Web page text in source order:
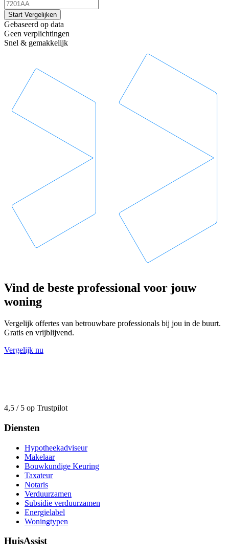
Start Vergelijken
Gebaseerd op data
Geen verplichtingen
Snel & gemakkelijk
Vind de beste professional voor jouw
woning
Vergelijk offertes van betrouwbare professionals bij jou in de buurt.
Gratis en vrijblijvend.
Vergelijk nu
4,5 / 5 op Trustpilot
Diensten
Hypotheekadviseur
Makelaar
Bouwkundige Keuring
Taxateur
Notaris
Verduurzamen
Subsidie verduurzamen
Energielabel
Woningtypen
HuisAssist